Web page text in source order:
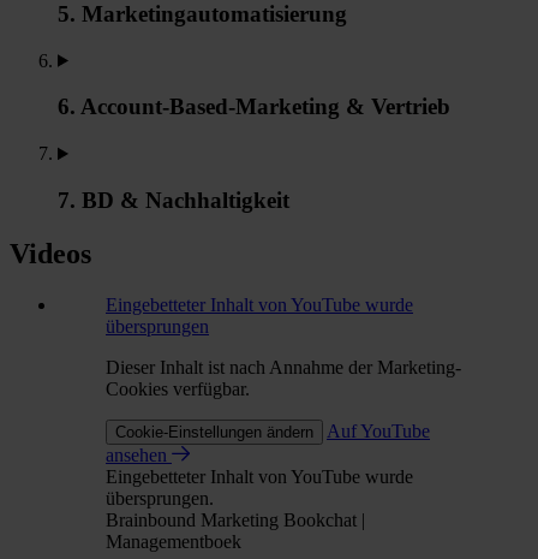
5. Marketingautomatisierung
6. Account-Based-Marketing & Vertrieb
7. BD & Nachhaltigkeit
Videos
Eingebetteter Inhalt von YouTube wurde
übersprungen
Dieser Inhalt ist nach Annahme der Marketing-
Cookies verfügbar.
Cookie-Einstellungen ändern
Auf YouTube
ansehen
Eingebetteter Inhalt von YouTube wurde
übersprungen.
Brainbound Marketing Bookchat |
Managementboek